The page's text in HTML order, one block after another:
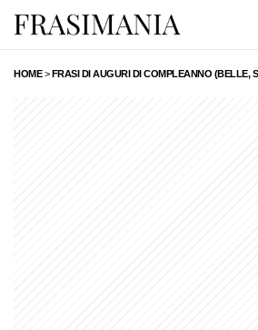
HOME>FRASI DI AUGURI DI COMPLEANNO (BELLE,